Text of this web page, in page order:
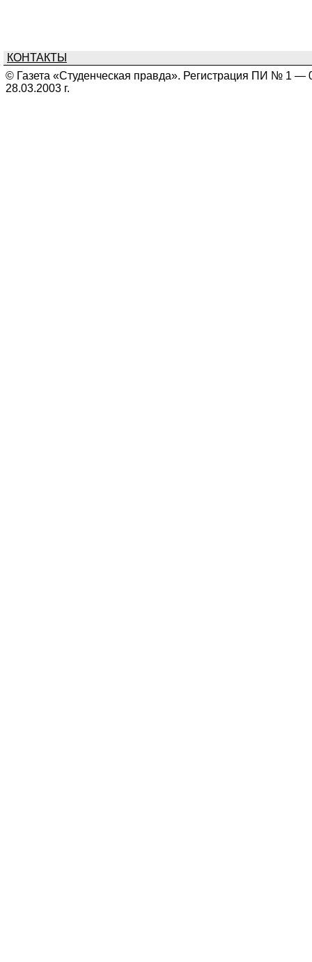
КОНТАКТЫ
© Газета «Студенческая правда». Регистрация ПИ № 1 —
28.03.2003 г.